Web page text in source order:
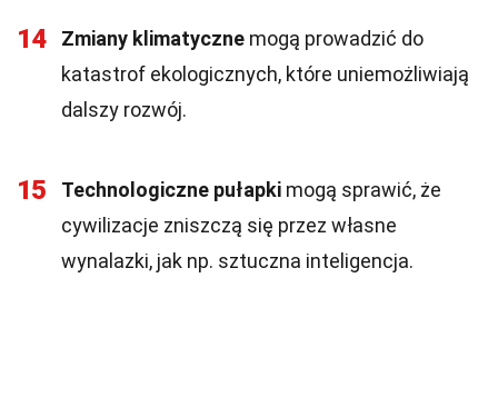
14 Zmiany klimatyczne mogą prowadzić do
katastrof ekologicznych, które uniemożliwiają
dalszy rozwój.
15 Technologiczne pułapki mogą sprawić, że
cywilizacje zniszczą się przez własne
wynalazki, jak np. sztuczna inteligencja.